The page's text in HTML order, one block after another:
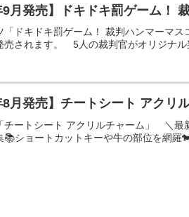
9月発売】ドキドキ罰ゲーム！
「ドキドキ罰ゲーム！ 裁判ハンマーマ
発売されます。 5人の裁判官がオ
8月発売】チートシート アクリ
チートシート アクリルチャーム」 ＼
ショートカットキーや牛の部位を網羅